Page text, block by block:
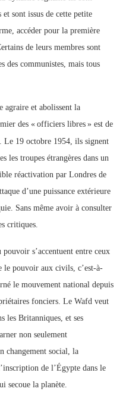
et sont issus de cette petite
accéder pour la première
de leurs membres sont
des communistes, mais tous
agraire et abolissent la
des « officiers libres » est de
Le 19 octobre 1954, ils signent
les troupes étrangères dans un
réactivation par Londres de
d’une puissance extérieure
Sans même avoir à consulter
critiques.
s’accentuent entre ceux
le pouvoir aux civils, c’est-à-
le mouvement national depuis
fonciers. Le Wafd veut
les Britanniques, et ses
non seulement
changement social, la
de l’Égypte dans le
secoue la planète.